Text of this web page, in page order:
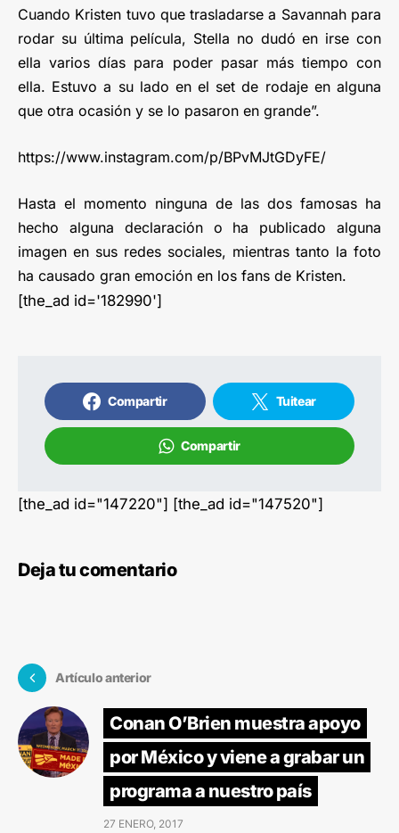
Cuando Kristen tuvo que trasladarse a Savannah para
rodar su última película, Stella no dudó en irse con
ella varios días para poder pasar más tiempo con
ella. Estuvo a su lado en el set de rodaje en alguna
que otra ocasión y se lo pasaron en grande”.
https://www.instagram.com/p/BPvMJtGDyFE/
Hasta el momento ninguna de las dos famosas ha
hecho alguna declaración o ha publicado alguna
imagen en sus redes sociales, mientras tanto la foto
ha causado gran emoción en los fans de Kristen.
[the_ad id='182990']
Compartir Tuitear
Compartir
[the_ad id="147220"] [the_ad id="147520"]
Deja tu comentario
Artículo anterior
Conan O’Brien muestra apoyo
por México y viene a grabar un
programa a nuestro país
27 ENERO, 2017